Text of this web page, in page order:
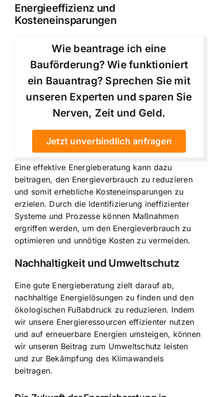
Energieeffizienz und
Kosteneinsparungen
Wie beantrage ich eine
Bauförderung? Wie funktioniert
ein Bauantrag? Sprechen Sie mit
unseren Experten und sparen Sie
Nerven, Zeit und Geld.
Jetzt unverbindlich anfragen
Eine effektive Energieberatung kann dazu
beitragen, den Energieverbrauch zu reduzieren
und somit erhebliche Kosteneinsparungen zu
erzielen. Durch die Identifizierung ineffizienter
Systeme und Prozesse können Maßnahmen
ergriffen werden, um den Energieverbrauch zu
optimieren und unnötige Kosten zu vermeiden.
Nachhaltigkeit und Umweltschutz
Eine gute Energieberatung zielt darauf ab,
nachhaltige Energielösungen zu finden und den
ökologischen Fußabdruck zu reduzieren. Indem
wir unsere Energieressourcen effizienter nutzen
und auf erneuerbare Energien umsteigen, können
wir unseren Beitrag zum Umweltschutz leisten
und zur Bekämpfung des Klimawandels
beitragen.